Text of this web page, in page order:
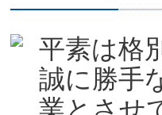
平素は格
誠に勝手
業とさせ